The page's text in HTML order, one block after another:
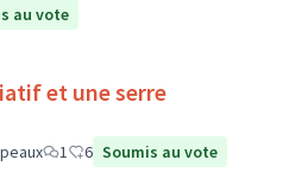
au vote
et une serre
1 6 Soumis au vote